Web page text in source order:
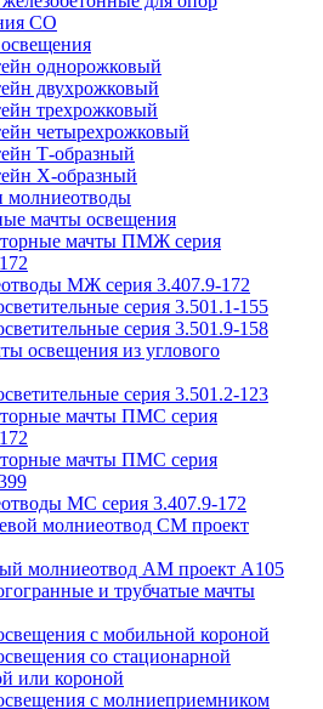
СО
однорожковый
двухрожковый
трехрожковый
четырехрожковый
Т-образный
Х-образный
молниеотводы
мачты освещения
мачты ПМЖ серия
МЖ серия 3.407.9-172
серия 3.501.1-155
серия 3.501.9-158
освещения из углового
серия 3.501.2-123
мачты ПМС серия
мачты ПМС серия
МС серия 3.407.9-172
молниеотвод СМ проект
молниеотвод АМ проект А105
и трубчатые мачты
с мобильной короной
со стационарной
или короной
с молниеприемником